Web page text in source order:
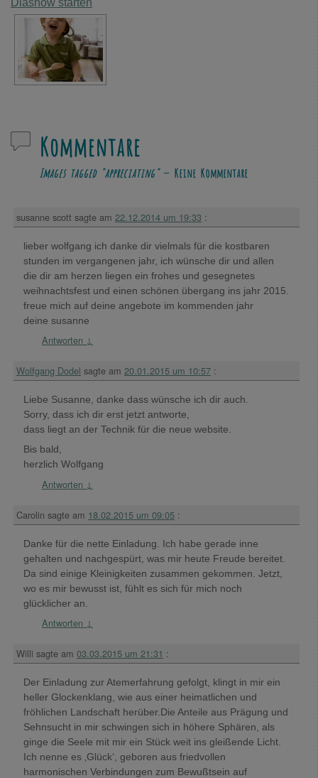
Diashow starten
Kommentare
Images tagged "appreciating"— Keine Kommentare
susanne scott sagte am 22.12.2014 um 19:33 :
lieber wolfgang ich danke dir vielmals für die kostbaren
stunden im vergangenen jahr, ich wünsche dir und allen
die dir am herzen liegen ein frohes und gesegnetes
weihnachtsfest und einen schönen übergang ins jahr 2015.
freue mich auf deine angebote im kommenden jahr
deine susanne
Antworten ↓
Wolfgang Dodel sagte am 20.01.2015 um 10:57 :
Liebe Susanne, danke dass wünsche ich dir auch.
Sorry, dass ich dir erst jetzt antworte,
dass liegt an der Technik für die neue website.
Bis bald,
herzlich Wolfgang
Antworten ↓
Carolin sagte am 18.02.2015 um 09:05 :
Danke für die nette Einladung. Ich habe gerade inne
gehalten und nachgespürt, was mir heute Freude bereitet.
Da sind einige Kleinigkeiten zusammen gekommen. Jetzt,
wo es mir bewusst ist, fühlt es sich für mich noch
glücklicher an.
Antworten ↓
Willi sagte am 03.03.2015 um 21:31 :
Der Einladung zur Atemerfahrung gefolgt, klingt in mir ein
heller Glockenklang, wie aus einer heimatlichen und
fröhlichen Landschaft herüber.Die Anteile aus Prägung und
Sehnsucht in mir schwingen sich in höhere Sphären, als
ginge die Seele mit mir ein Stück weit ins gleißende Licht.
Ich nenne es ‚Glück‘, geboren aus friedvollen
harmonischen Verbindungen zum Bewußtsein auf